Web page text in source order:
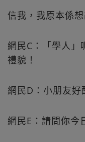
信我，我原本係
網民C：「學人」
禮貌！
網民D：小朋友好
網民E：請問你今